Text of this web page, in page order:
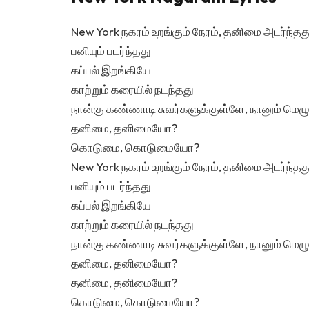
New York நகரம் உறங்கும் நேரம், தனிமை
பனியும் படர்ந்தது
கப்பல் இறங்கியே
காற்றும் கரையில் நடந்தது
நான்கு கண்ணாடி சுவர்களுக்குள்ளே, நானும்
தனிமை, தனிமையோ?
கொடுமை, கொடுமையோ?
New York நகரம் உறங்கும் நேரம், தனிமை
பனியும் படர்ந்தது
கப்பல் இறங்கியே
காற்றும் கரையில் நடந்தது
நான்கு கண்ணாடி சுவர்களுக்குள்ளே, நானும்
தனிமை, தனிமையோ?
தனிமை, தனிமையோ?
கொடுமை, கொடுமையோ?